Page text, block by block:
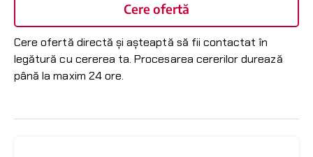
Cere ofertă
Cere ofertă directă și așteaptă să fii contactat în
legătură cu cererea ta. Procesarea cererilor durează
până la maxim 24 ore.